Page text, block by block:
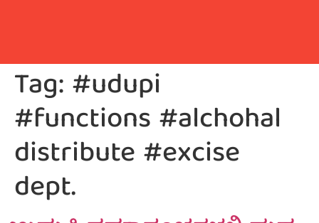
Tag:#udupi
#functions #alchohal
distribute #excise
dept.